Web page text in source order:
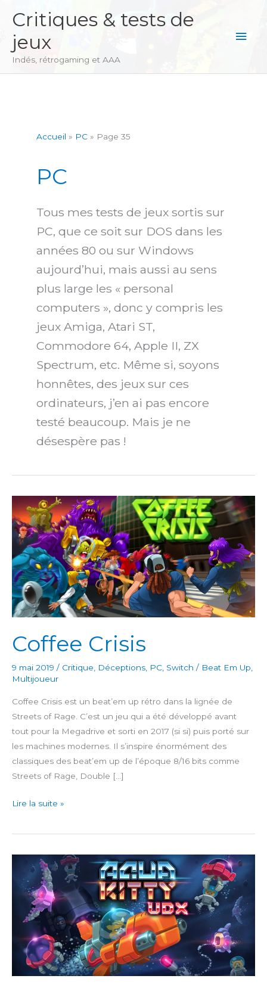
contenu
Critiques & tests de
jeux
Indés, rétrogaming et AAA
Accueil PC Page 35
PC
Tous mes tests de jeux sortis sur
PC, que ce soit sur DOS dans les
années 80 ou sur Windows
aujourd’hui, mais aussi au sens
plus large les « personal
computers », donc y compris les
jeux Amiga, Atari ST,
Commodore 64, Apple II, ZX
Spectrum, etc. Même si, soyons
honnêtes, des jeux sur ces
ordinateurs, j’en ai pas encore
testé beaucoup. Mais je ne
désespère pas !
Coffee Crisis
9 mai 2019 / Critique Déceptions PC Switch / Beat Em Up
Multijoueur
Coffee Crisis est un beat’em up rétro dans la lignée de
Streets of Rage. C’est un jeu qui a été développé avant
tout pour la Megadrive et sorti en 2017 (si si) puis porté sur
les machines modernes. Il s’inspire énormément des
classiques des beat’em up de l’époque 8/16 bits comme
Streets of Rage, Double […]
Coffee
Lire la suite »